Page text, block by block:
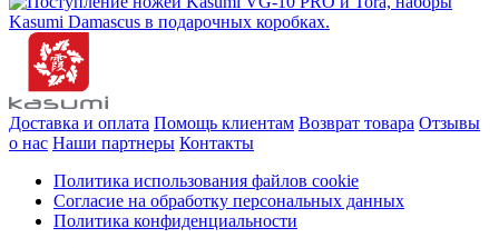
Доставка и оплата Помощь клиентам Возврат товара Отзывы
о нас Наши партнеры Контакты
Политика использования файлов cookie
Согласие на обработку персональных данных
Политика конфиденциальности